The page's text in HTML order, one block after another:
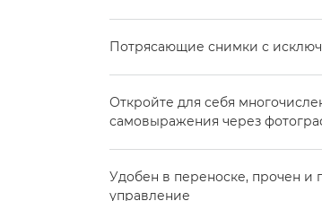
Потрясающие снимки с
Откройте для себя
самовыражения через
Удобен в переноске, прочен и
управление